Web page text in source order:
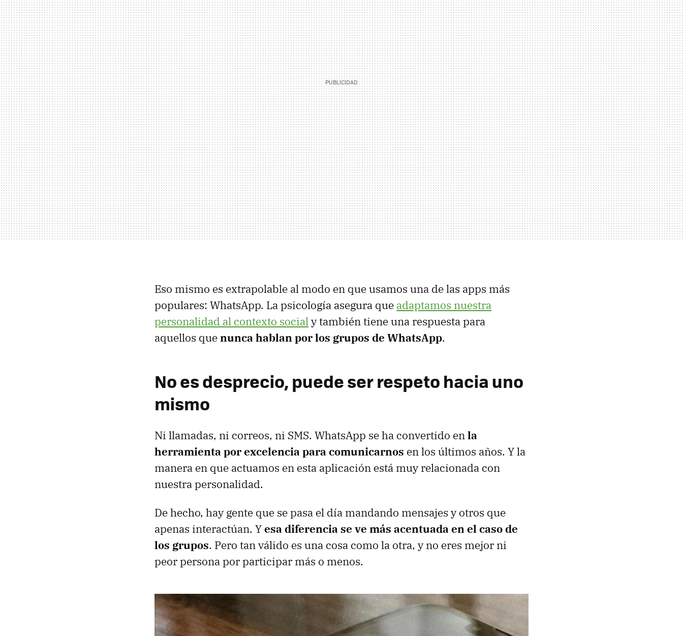
Eso mismo es extrapolable al modo en que usamos una de las apps más
populares: WhatsApp. La psicología asegura que adaptamos nuestra
personalidad al contexto socialy también tiene una respuesta para
aquellos quenunca hablan por los grupos de WhatsApp.
No es desprecio, puede ser respeto hacia uno
mismo
Ni llamadas, ni correos, ni SMS. WhatsApp se ha convertido enla
herramienta por excelencia para comunicarnos en los últimos años. Y la
manera en que actuamos en esta aplicación está muy relacionada con
nuestra personalidad.
De hecho, hay gente que se pasa el día mandando mensajes y otros que
apenas interactúan. Yesa diferencia se ve más acentuada en el caso de
los grupos. Pero tan válido es una cosa como la otra, y no eres mejor ni
peor persona por participar más o menos.